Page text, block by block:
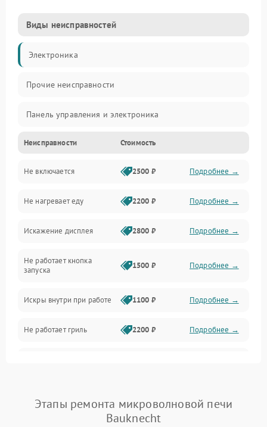
Виды неисправностей
Электроника
Прочие неисправности
Панель управления и электроника
Дверца и корпус
Механика и внутренние элементы
Механические повреждения
Питание и запуск
Нагрев и приготовление
Программное обеспечение
Неисправности Стоимость
Не включается 2500 ₽ Подробнее →
Не нагревает еду 2200 ₽ Подробнее →
Искажение дисплея 2800 ₽ Подробнее →
Не работает кнопка
запуска
1500 ₽ Подробнее →
Искры внутри при работе 1100 ₽ Подробнее →
Не работает гриль 2200 ₽ Подробнее →
Появление запаха гари Подробнее →
Этапы ремонта микроволновой печи
Bauknecht